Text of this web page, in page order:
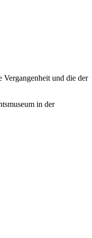
und die der
in der